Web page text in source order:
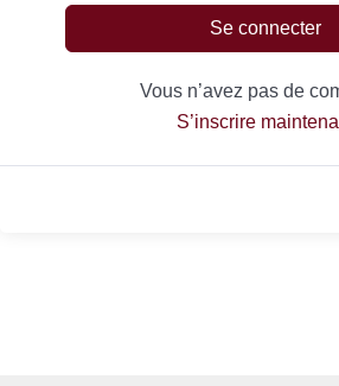
Se connecter
Vous n’avez pas de
S’inscrire